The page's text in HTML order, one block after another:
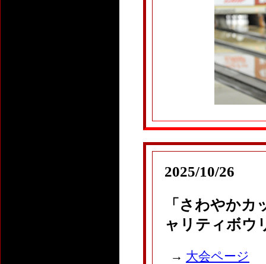
2025/10/26
「さわやかカ
ャリティボウ
→ 大会ページ